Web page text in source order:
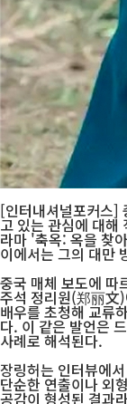
[인터내셔널포커스]
고 있는 관심에 대해
라마 '축옥: 옥을 찾
이에서는 그의 대만
중국 매체 보도에 따
주석 정리원(郑丽文
배우를 초청해 교류
다. 이 같은 발언은
사례로 해석된다.
장링허는 인터뷰에
단순한 연출이나 외
공감이 형성된 결과